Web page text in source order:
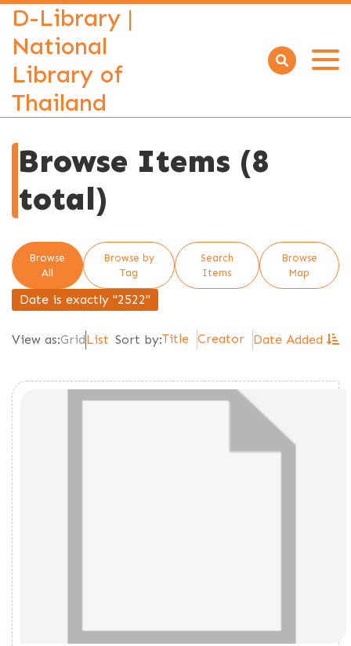
D-Library |
National
Library of
Thailand
Open
Browse Items (8
total)
Browse
All
Browse by
Tag
Search
Items
Browse
Map
Date is exactly "2522"
View as:GridList Sort by:Title Creator Date Added